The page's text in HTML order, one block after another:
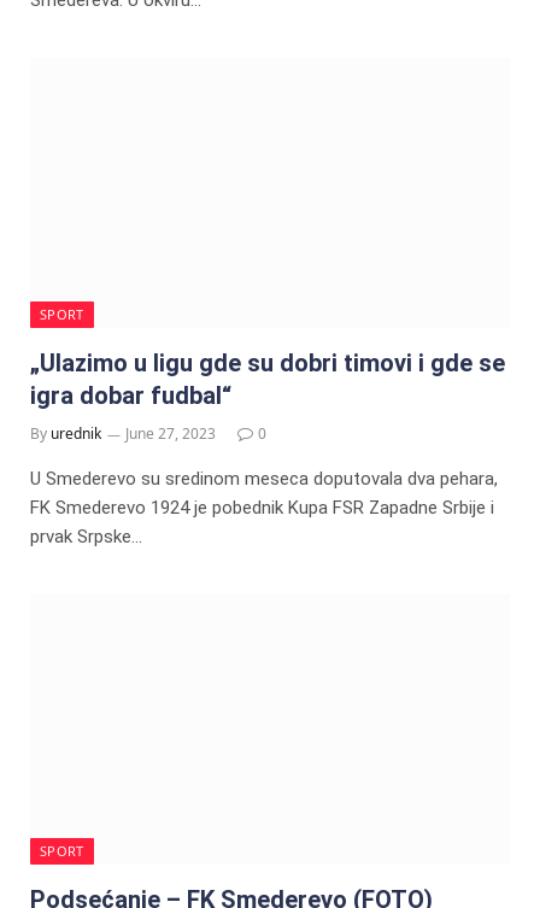
SPORT
„Ulazimo u ligu gde su dobri timovi i gde se
igra dobar fudbal“
By urednik June 27, 2023 0
U Smederevo su sredinom meseca doputovala dva pehara,
FK Smederevo 1924 je pobednik Kupa FSR Zapadne Srbije i
prvak Srpske…
SPORT
Podsećanje – FK Smederevo (FOTO)